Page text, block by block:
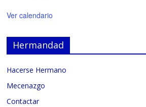
Ver calendario
Hermandad
Hacerse Hermano
Mecenazgo
Contactar